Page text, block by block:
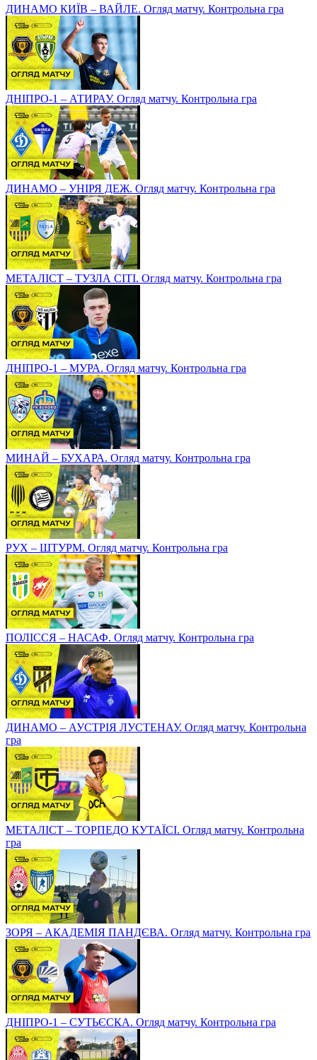
ДИНАМО КИЇВ – ВАЙЛЕ. Огляд матчу. Контрольна гра
ДНІПРО-1 – АТИРАУ. Огляд матчу. Контрольна гра
ДИНАМО – УНІРЯ ДЕЖ. Огляд матчу. Контрольна гра
МЕТАЛІСТ – ТУЗЛА СІТІ. Огляд матчу. Контрольна гра
ДНІПРО-1 – МУРА. Огляд матчу. Контрольна гра
МИНАЙ – БУХАРА. Огляд матчу. Контрольна гра
РУХ – ШТУРМ. Огляд матчу. Контрольна гра
ПОЛІССЯ – НАСАФ. Огляд матчу. Контрольна гра
ДИНАМО – АУСТРІЯ ЛУСТЕНАУ. Огляд матчу. Контрольна
гра
МЕТАЛІСТ – ТОРПЕДО КУТАЇСІ. Огляд матчу. Контрольна
гра
ЗОРЯ – АКАДЕМІЯ ПАНДЄВА. Огляд матчу. Контрольна гра
ДНІПРО-1 – СУТЬЄСКА. Огляд матчу. Контрольна гра